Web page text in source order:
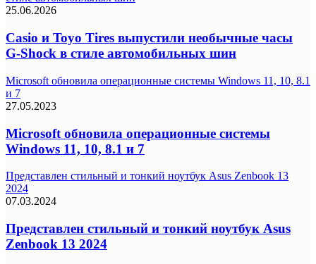
25.06.2026
Casio и Toyo Tires выпустили необычные часы
G-Shock в стиле автомобильных шин
Microsoft обновила операционные системы Windows 11, 10, 8.1
и 7
27.05.2023
Microsoft обновила операционные системы
Windows 11, 10, 8.1 и 7
Представлен стильный и тонкий ноутбук Asus Zenbook 13
2024
07.03.2024
Представлен стильный и тонкий ноутбук Asus
Zenbook 13 2024